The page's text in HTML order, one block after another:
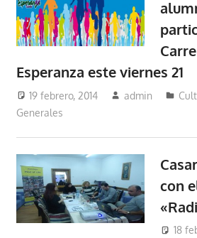
Esperanza este viernes 21
19 febrero, 2014 admin
Generales
con
18